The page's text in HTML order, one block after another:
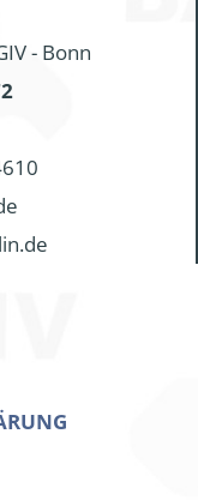
- Bonn